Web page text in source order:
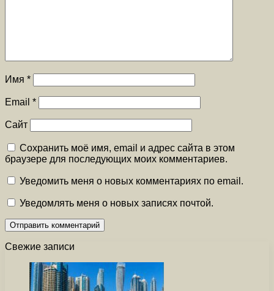
Имя *
Email *
Сайт
Сохранить моё имя, email и адрес сайта в этом
браузере для последующих моих комментариев.
Уведомить меня о новых комментариях по email.
Уведомлять меня о новых записях почтой.
Свежие записи